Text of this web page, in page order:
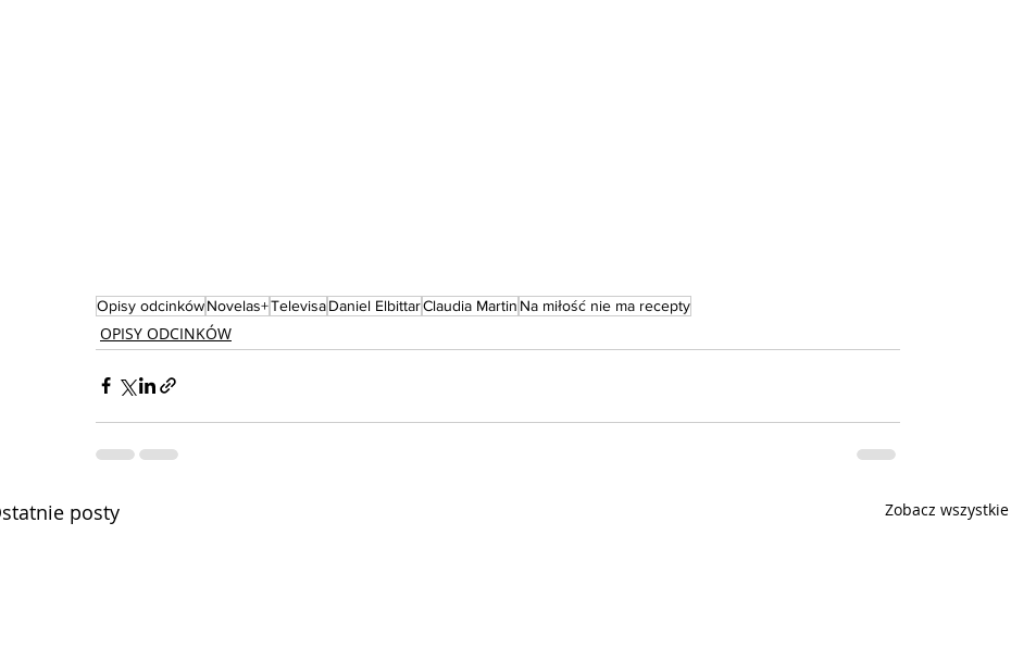
Opisy odcinkówNovelas+TelevisaDaniel ElbittarClaudia Martin Na miłość nie ma recepty
OPISY ODCINKÓW
posty Zobacz wszystkie